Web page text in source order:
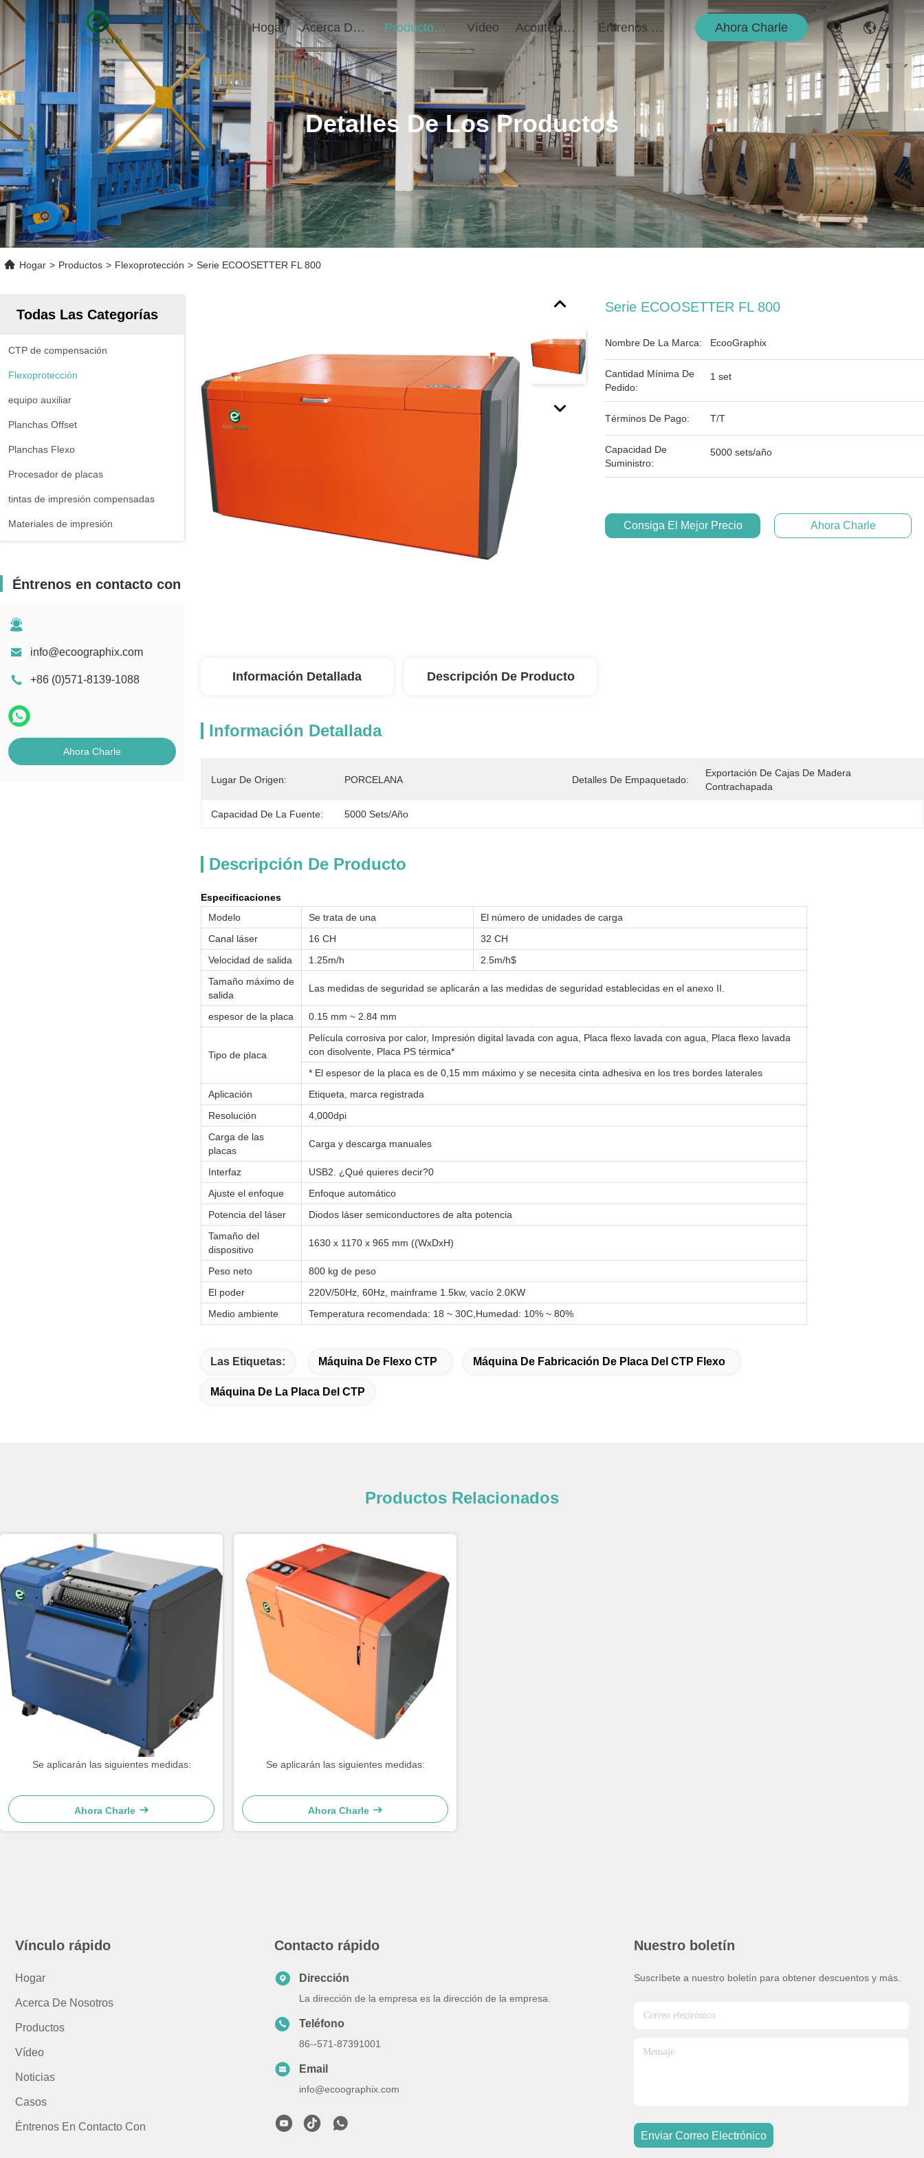
Hogar Acerca De Nosotros Productos Vídeo Acontecimientos Éntrenos En Contacto Con Ahora Charle
Detalles De Los Productos
Hogar > Productos > Flexoprotección > Serie ECOOSETTER FL 800
Todas Las Categorías
CTP de compensación
Flexoprotección
equipo auxiliar
Planchas Offset
Planchas Flexo
Procesador de placas
tintas de impresión compensadas
Materiales de impresión
Éntrenos en contacto con
info@ecoographix.com
+86 (0)571-8139-1088
Ahora Charle
Serie ECOOSETTER FL 800
Nombre De La Marca: EcooGraphix
Cantidad Mínima De
Pedido:
1 set
Términos De Pago: T/T
Capacidad De
Suministro:
5000 sets/año
Consiga El Mejor Precio Ahora Charle
Información Detallada Descripción De Producto
Información Detallada
Lugar De Origen: PORCELANA Detalles De Empaquetado:
Exportación De Cajas De Madera
Contrachapada
Capacidad De La Fuente: 5000 Sets/año
Descripción De Producto
Especificaciones
Modelo
Se trata de una
El número de unidades de carga
Canal láser
16 CH
32 CH
Velocidad de salida
1.25m/h
2.5m/h$
Tamaño máximo de
salida
Las medidas de seguridad se aplicarán a las medidas de seguridad establecidas en el anexo II.
espesor de la placa 0.15 mm ~ 2.84 mm
Tipo de placa
Película corrosiva por calor, Impresión digital lavada con agua, Placa flexo lavada con agua, Placa flexo lavada
con disolvente, Placa PS térmica*
* El espesor de la placa es de 0,15 mm máximo y se necesita cinta adhesiva en los tres bordes laterales
Aplicación
Etiqueta, marca registrada
Resolución
4,000dpi
Carga de las
placas
Carga y descarga manuales
Interfaz
USB2. ¿Qué quieres decir?0
Ajuste el enfoque
Enfoque automático
Potencia del láser
Diodos láser semiconductores de alta potencia
Tamaño del
dispositivo
1630 x 1170 x 965 mm ((WxDxH)
Peso neto
800 kg de peso
El poder
220V/50Hz, 60Hz, mainframe 1.5kw, vacío 2.0KW
Medio ambiente
Temperatura recomendada: 18 ~ 30C,Humedad: 10% ~ 80%
Las Etiquetas: Máquina De Flexo CTP Máquina De Fabricación De Placa Del CTP Flexo
Máquina De La Placa Del CTP
Productos Relacionados
Se aplicarán las siguientes medidas:
Ahora Charle
Se aplicarán las siguientes medidas:
Ahora Charle
Vínculo rápido
Hogar
Acerca De Nosotros
Productos
Vídeo
Noticias
Casos
Éntrenos En Contacto Con
Contacto rápido
Dirección
La dirección de la empresa es la dirección de la empresa.
Teléfono
86--571-87391001
Email
info@ecoographix.com
Nuestro boletín
Suscríbete a nuestro boletín para obtener descuentos y más.
Enviar Correo Electrónico